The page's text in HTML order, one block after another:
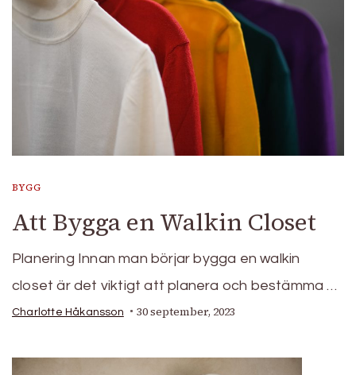
BYGG
Att Bygga en Walkin Closet
Planering Innan man börjar bygga en walkin
closet är det viktigt att planera och bestämma …
Charlotte Håkansson 30 september, 2023